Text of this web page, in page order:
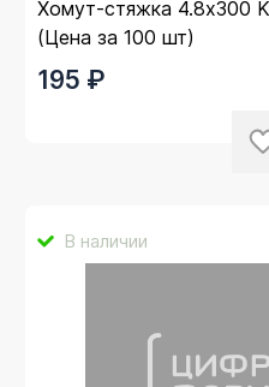
Хомут-стяжка 4.8х300
(Цена за 100 шт)
195 ₽
В наличии